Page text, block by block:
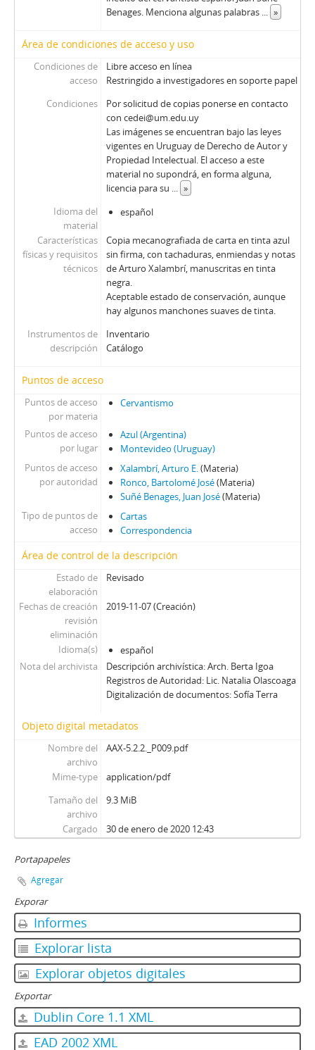
Benages. Menciona algunas palabras ... »
Área de condiciones de acceso y uso
Condiciones de
acceso
Libre acceso en línea
Restringido a investigadores en soporte papel
Condiciones
Por solicitud de copias ponerse en contacto
con cedei@um.edu.uy
Las imágenes se encuentran bajo las leyes
vigentes en Uruguay de Derecho de Autor y
Propiedad Intelectual. El acceso a este
material no supondrá, en forma alguna,
licencia para su ... »
Idioma del
material
español
Características
físicas y requisitos
técnicos
Copia mecanografiada de carta en tinta azul
sin firma, con tachaduras, enmiendas y notas
de Arturo Xalambrí, manuscritas en tinta
negra.
Aceptable estado de conservación, aunque
hay algunos manchones suaves de tinta.
Instrumentos de
descripción
Inventario
Catálogo
Puntos de acceso
Puntos de acceso
por materia
Cervantismo
Puntos de acceso
por lugar
Azul (Argentina)
Montevideo (Uruguay)
Puntos de acceso
por autoridad
Xalambrí, Arturo E.(Materia)
Ronco, Bartolomé José(Materia)
Suñé Benages, Juan José(Materia)
Tipo de puntos de
acceso
Cartas
Correspondencia
Área de control de la descripción
Estado de
elaboración
Revisado
Fechas de creación
revisión
eliminación
2019-11-07 (Creación)
Idioma(s)
español
Nota del archivista
Descripción archivística: Arch. Berta Igoa
Registros de Autoridad: Lic. Natalia Olascoaga
Digitalización de documentos: Sofía Terra
Objeto digital metadatos
Nombre del
archivo
AAX-5.2.2._P009.pdf
Mime-type
application/pdf
Tamaño del
archivo
9.3 MiB
Cargado 30 de enero de 2020 12:43
Portapapeles
Agregar
Exporar
Informes
Explorar lista
Explorar objetos digitales
Exportar
Dublin Core 1.1 XML
EAD 2002 XML